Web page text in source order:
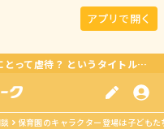
アプリで開く
保育園のキャラクター登場は子どもたちにとって虐待？ というタイトルはいかがでしょうか？
保育園のキャラクター登場は子ども